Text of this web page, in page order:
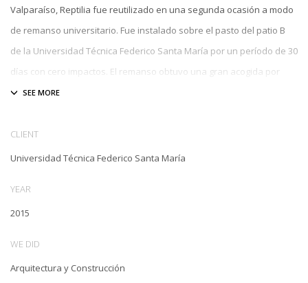
Valparaíso, Reptilia fue reutilizado en una segunda ocasión a modo
de remanso universitario. Fue instalado sobre el pasto del patio B
de la Universidad Técnica Federico Santa María por un período de 30
días con cero impactos. El remanso obtuvo una gran acogida por
parte de los estudiantes, profesores y funcionarios.
CLIENT
Universidad Técnica Federico Santa María
YEAR
2015
WE DID
Arquitectura y Construcción